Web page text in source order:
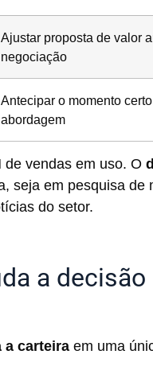
Ajustar proposta de valor
negociação
Antecipar o momento
abordagem
vendas em uso. O
seja em pesquisa de
do setor.
a decisão
a carteira em uma